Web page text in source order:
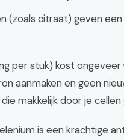
(zoals citraat) geven
per stuk) kost ongeveer
aanmaken en geen
makkelijk door je cellen
is een krachtige